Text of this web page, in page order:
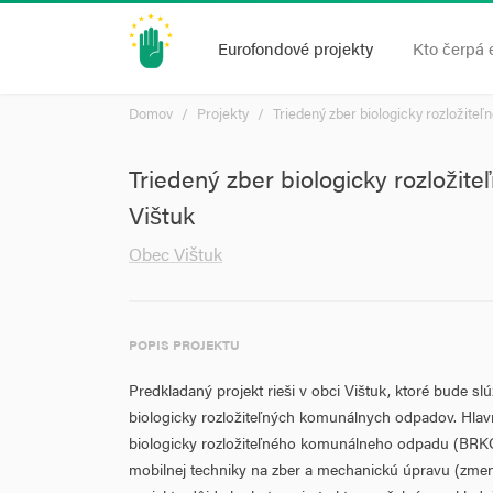
Eurofondové projekty Kto čerpá
Domov Projekty Triedený zber biologicky
Triedený zber biologicky
Vištuk
Obec Vištuk
POPIS PROJEKTU
Predkladaný projekt rieši v obci Vištuk, ktoré bude
biologicky rozložiteľných komunálnych odpadov.
biologicky rozložiteľného komunálneho odpadu
mobilnej techniky na zber a mechanickú úpravu